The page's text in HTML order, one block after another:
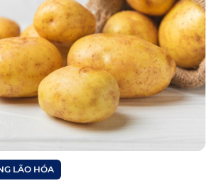
LÃO HÓA